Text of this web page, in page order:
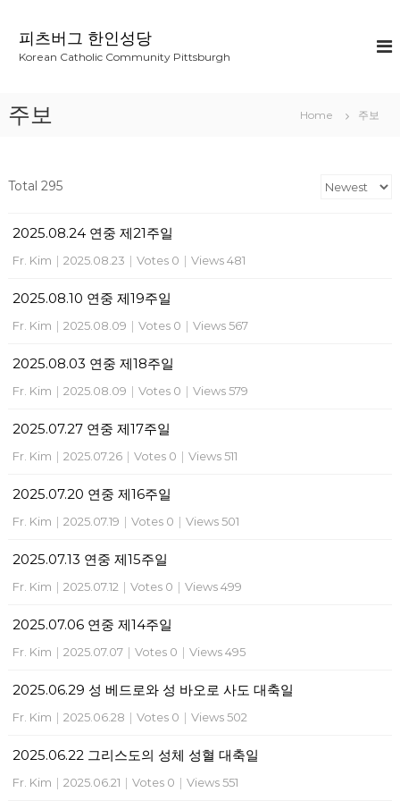
피츠버그 한인성당
Korean Catholic Community Pittsburgh
주보 Home 주보
Total 295
2025.08.24 연중 제21주일
Fr. Kim | 2025.08.23 | Votes 0 | Views 481
2025.08.10 연중 제19주일
Fr. Kim | 2025.08.09 | Votes 0 | Views 567
2025.08.03 연중 제18주일
Fr. Kim | 2025.08.09 | Votes 0 | Views 579
2025.07.27 연중 제17주일
Fr. Kim | 2025.07.26 | Votes 0 | Views 511
2025.07.20 연중 제16주일
Fr. Kim | 2025.07.19 | Votes 0 | Views 501
2025.07.13 연중 제15주일
Fr. Kim | 2025.07.12 | Votes 0 | Views 499
2025.07.06 연중 제14주일
Fr. Kim | 2025.07.07 | Votes 0 | Views 495
2025.06.29 성 베드로와 성 바오로 사도 대축일
Fr. Kim | 2025.06.28 | Votes 0 | Views 502
2025.06.22 그리스도의 성체 성혈 대축일
Fr. Kim | 2025.06.21 | Votes 0 | Views 551